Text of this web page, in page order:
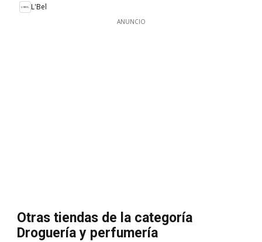
L'Bel
ANUNCIO
Otras tiendas de la categoría
Droguería y perfumería